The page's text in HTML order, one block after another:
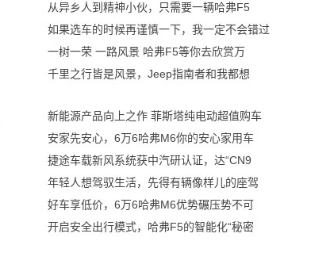
从异乡人到精神小伙，只需要一辆哈弗F5
如果选车的时候再谨慎一下，我一定不会错过
一树一荣 一路风景 哈弗F5等你去欣赏万
千里之行皆是风景，Jeep指南者和我都想
新能源产品向上之作 菲斯塔纯电动超值购车
安家先安心，6万6哈弗M6你的安心家用车
捷途车载新风系统获中汽研认证，达“CN9
年轻人想驾驭生活，先得有辆像样儿的座驾
好车享低价，6万6哈弗M6优势碾压势不可
开启安全出行模式，哈弗F5的智能化“秘密